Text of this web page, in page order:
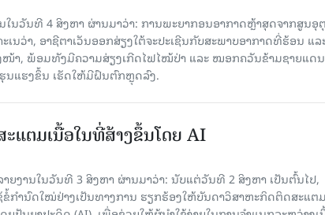
ໃນວັນທີ 4 ສິງຫາ ຜ່ານມາວ່າ: ການພະຍາກອນອາກາດຫຼ້າສຸດຈາກສູນອຸ
ເນວ່າ, ອາຊີຕາເວັນອອກສ່ຽງໃຕ້ຈະປະເຊີນກັບສະພາບອາກາດທີ່ຮ້ອນ ແລ
ໜ້າ, ພ້ອມທັງມີຄວາມສ່ຽງເກີດໄຟໄໝ້ປ່າ ແລະ ໝອກຄວັນຂ້າມຊາຍແດ
ນແຮງຂຶ້ນ ເຮັດໃຫ້ມີຝົນຕົກຫຼຸດລົງ.
ແຕມເນື້ອໃນທີ່ສ້າງຂຶ້ນໂດຍ AI
ຍງານໃນວັນທີ 3 ສິງຫາ ຜ່ານມາວ່າ: ນັບແຕ່ວັນທີ 2 ສິງຫາ ເປັນຕົ້ນໄປ,
ຂໍ້ກຳນົດໃໝ່ຢ່າງເປັນທາງການ ຮຽກຮ້ອງໃຫ້ບັນດາວິສາຫະກິດຕິດສະແຕ